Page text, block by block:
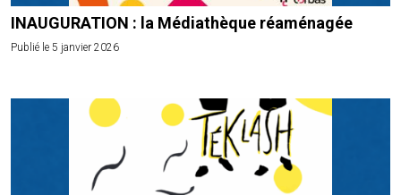
INAUGURATION : la Médiathèque réaménagée
Publié le 5 janvier 2026